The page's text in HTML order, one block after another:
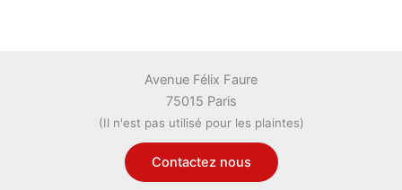
Avenue Félix Faure
75015 Paris
(Il n'est pas utilisé pour les plaintes)
Contactez nous